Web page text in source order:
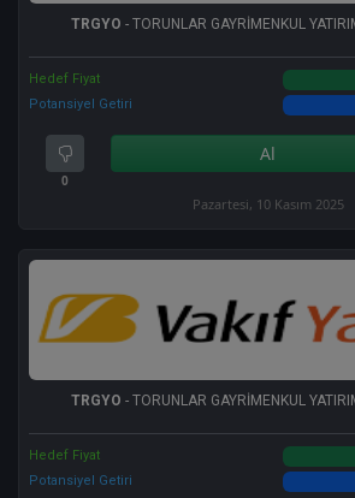
TRGYO - TORUNLAR GAYRİMENKUL
Hedef Fiyat
Potansiyel Getiri
0
Al
Pazartesi, 10 Kasım 2025
TRGYO - TORUNLAR GAYRİMENKUL
Hedef Fiyat
Potansiyel Getiri